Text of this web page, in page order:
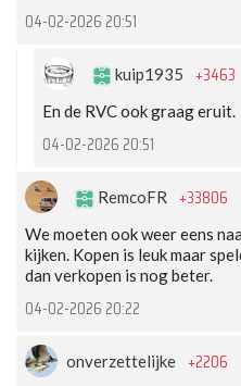
04-02-2026 20:51
kuip1935 +3463
En de RVC ook graag eruit.
04-02-2026 20:51
RemcoFR +33806
We moeten ook weer eens
kijken. Kopen is leuk maar
dan verkopen is nog beter.
04-02-2026 20:22
onverzettelijke +2206